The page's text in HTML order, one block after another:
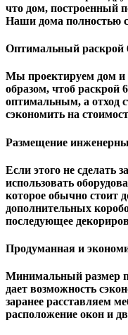
чтo дом, построенный
Наши дома полностью
Оптимальный раскрой
Мы проектируем дом
образом, чтоб раскрой
оптимальным, а отход
сэкономить на
Размещение
Если этого не сделать
использовать
которое обычно стоит
дополнительных
последующее
Продуманная и
Минимальный размер
дает возможность
заранее расставляем
расположение окон и